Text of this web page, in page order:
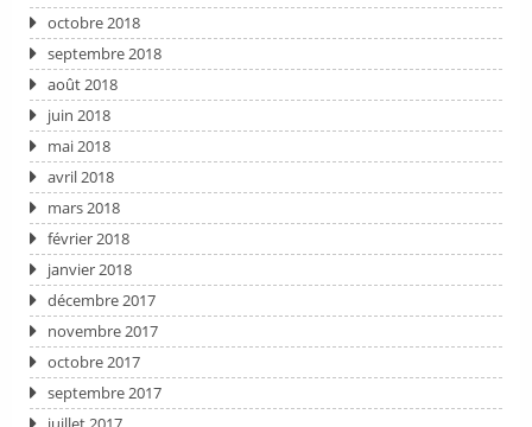
octobre 2018
septembre 2018
août 2018
juin 2018
mai 2018
avril 2018
mars 2018
février 2018
janvier 2018
décembre 2017
novembre 2017
octobre 2017
septembre 2017